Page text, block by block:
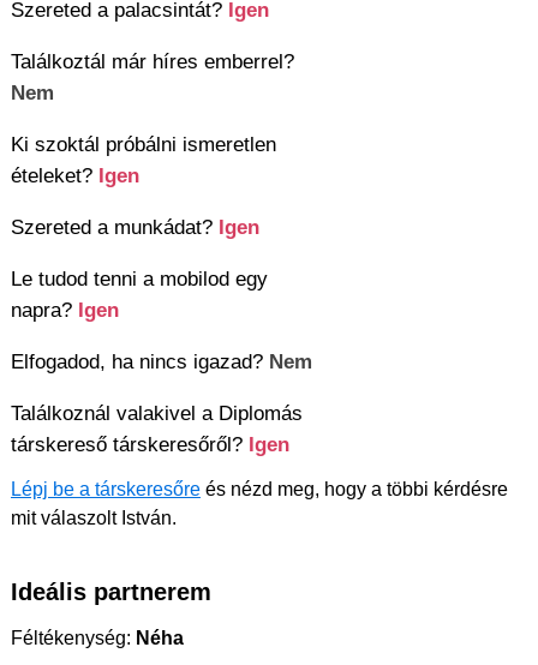
Szereted a palacsintát? Igen
Találkoztál már híres emberrel?
Nem
Ki szoktál próbálni ismeretlen
ételeket? Igen
Szereted a munkádat? Igen
Le tudod tenni a mobilod egy
napra? Igen
Elfogadod, ha nincs igazad? Nem
Találkoznál valakivel a Diplomás
társkereső társkeresőről? Igen
Lépj be a társkeresőre és nézd meg, hogy a többi kérdésre
mit válaszolt István.
Ideális partnerem
Féltékenység: Néha